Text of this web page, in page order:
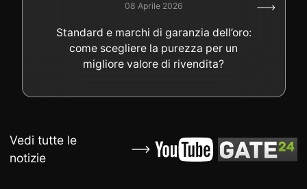
08 Aprile 2026
Standard e marchi di garanzia dell’oro:
come scegliere la purezza per un
migliore valore di rivendita?
Vedi tutte le
notizie